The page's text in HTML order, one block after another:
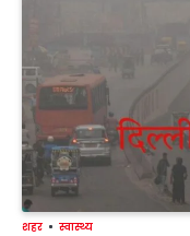
शहर स्वास्थ्य